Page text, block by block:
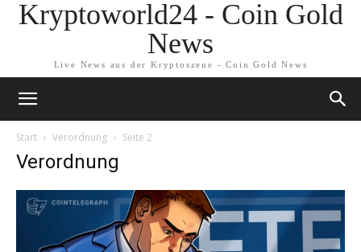
Kryptoworld24 - Coin Gold
News
Live News aus der Kryptoszene - Coin Gold News
Start Verordnung Seite 2
Verordnung